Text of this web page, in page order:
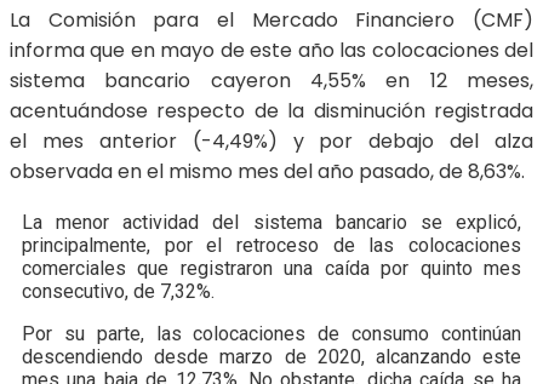
La Comisión para el Mercado Financiero (CMF)
informa que en mayo de este año las colocaciones del
sistema bancario cayeron 4,55% en 12 meses,
acentuándose respecto de la disminución registrada
el mes anterior (-4,49%) y por debajo del alza
observada en el mismo mes del año pasado, de 8,63%.
La menor actividad del sistema bancario se explicó,
principalmente, por el retroceso de las colocaciones
comerciales que registraron una caída por quinto mes
consecutivo, de 7,32%.
Por su parte, las colocaciones de consumo continúan
descendiendo desde marzo de 2020, alcanzando este